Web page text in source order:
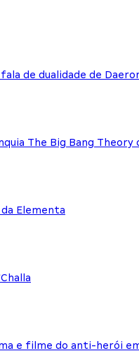
de dualidade de
The Big Bang Theory
Elementa
e filme do anti-herói